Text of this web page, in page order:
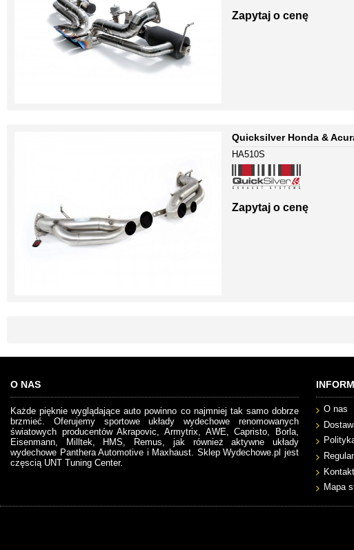
Zapytaj o cenę
Quicksilver Honda &
HA510S
Zapytaj o cenę
O NAS
Każde pięknie wyglądające auto powinno co najmniej tak samo dobrze
brzmieć. Oferujemy sportowe układy wydechowe renomowanych
światowych producentów Akrapovic, Armytrix, AWE, Capristo, Borla,
Eisenmann, Milltek, HMS, Remus, jak również aktywne układy
wydechowe Panthera Automotive i Maxhaust. Sklep Wydechowe.pl jest
częscią UNT Tuning Center.
O nas
Mapa